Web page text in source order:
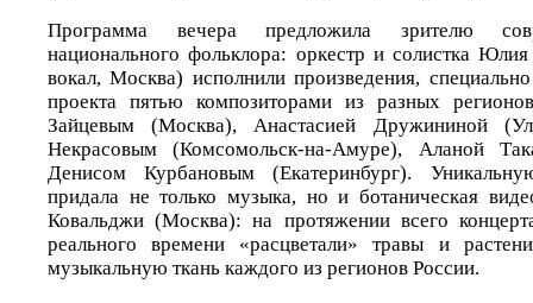
Программа вечера предложила зрителю
национального фольклора: оркестр и солистка
вокал, Москва) исполнили произведения,
проекта пятью композиторами из разных
Зайцевым (Москва), Анастасией Дружининой
Некрасовым (Комсомольск-на-Амуре), Аланой
Денисом Курбановым (Екатеринбург).
придала не только музыка, но и ботаническая
Ковальджи (Москва): на протяжении всего
реального времени «расцветали» травы и
музыкальную ткань каждого из регионов России.